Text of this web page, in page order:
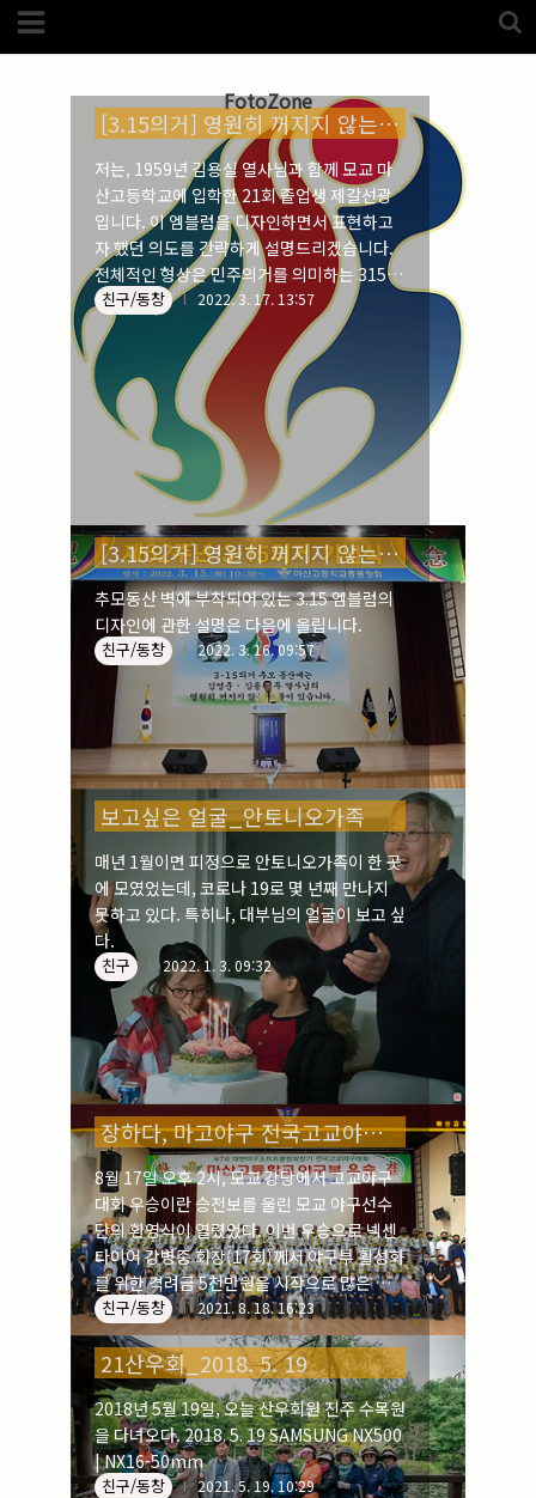
Category
(5989)
(1192)
(33)
뉴질랜드(18)
(20)
(75)
(52)
미국_캐나다(105)
(305)
스웨덴(8)
스페인 (193)
(170)
백두산(17)
(68)
포르투갈 (32)
(14)
(38)
크로즈업(1140)
실내_정물(170)
성당_성지(89)
故최규동(7)
(606)
(267)
(24)
(57)
(94)
(14)
(14)
기타등등(33)
블로그최적화(2)
FotoZone
[3.15의거] 영원히 꺼지지 않는 혼불_2
저는, 1959년 김용실 열사님과 함께 모교 마
산고등학교에 입학한 21회 졸업생 제갈선광
입니다. 이 엠블럼을 디자인하면서 표현하고
자 했던 의도를 간략하게 설명드리겠습니다.
전체적인 형상은 민주의거를 의미하는 315가
붉은 태양처럼 뜨겁게 빛나는 원을 불꽃처럼
감싸며 떠받들고 있는 모양새입니다. 상단의
붉은 원은, 62년 전 3월 15일 바로 오늘 민주
주의를 무너뜨리는 부정선거에 항거하기 위해
나섰다가 홀연히 순국하신 두 열사님의 영혼
을 영원히 꺼지지 않는 뜨거운 혼불로 표현하
였습니다. 그리고 315의 색을 각각 달리한 것
은 당시에 3학년이었던 김영준 열사님께서 가
슴에 달고 다니셨던 명찰의 바탕색이 바로 녹
색이었습니다. 그래서 숫자 3에 녹색을 입혔
습니다. 또 1학년 김용실 열사님께서 달았던
명찰의 색이 ..
친구/동창 2022. 3. 17. 13:57
[3.15의거] 영원히 꺼지지 않는 두 열사님의 혼불_1
추모동산 벽에 부착되어 있는 3.15 엠블럼의
디자인에 관한 설명은 다음에 올립니다.
친구/동창 2022. 3. 16. 09:57
보고싶은 얼굴_안토니오가족
매년 1월이면 피정으로 안토니오가족이 한 곳
에 모였었는데, 코로나 19로 몇 년째 만나지
못하고 있다. 특히나, 대부님의 얼굴이 보고 싶
다.
친구 2022. 1. 3. 09:32
장하다, 마고야구 전국고교야구대회 우승
8월 17일 오후 2시, 모교 강당에서 고교야구
대회 우승이란 승전보를 울린 모교 야구선수
단의 환영식이 열렸었다. 이번 우승으로 넥센
타이어 강병중 회장(17회)께서 야구부 활성화
를 위한 격려금 5천만원을 시작으로 많은 기금
이 협찬되어 선수단에게 큰 활력소가 되었다.
32강전에서 광주제일고를 9대6으로 승리 16
강전에서 군산상고를 6대1로 승리 8강전에서
덕수고를 16대3으로 7회 콜드게임 승리 4강
전에서 경기항공고를 9대8로 승리 최종본선
에서 광주동성고를 9대3으로 승리
친구/동창 2021. 8. 18. 16:23
21산우회_2018. 5. 19
2018년 5월 19일, 오늘 산우회원 진주 수목원
을 다녀오다. 2018. 5. 19 SAMSUNG NX500
| NX16-50mm
친구/동창 2021. 5. 19. 10:29